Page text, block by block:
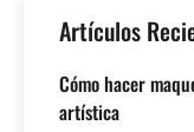
Artículos
Cómo hacer
artística